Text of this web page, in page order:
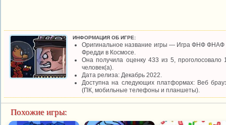
ИНФОРМАЦИЯ ОБ ИГРЕ:
Оригинальное название игры — Игра ФНФ ФНАФ
Фредди в Космосе.
Она получила оценку 433 из 5, проголосовало
человек(а).
Дата релиза: Декабрь 2022.
Доступна на следующих платформах: Веб
(ПК, мобильные телефоны и планшеты).
Похожие игры: